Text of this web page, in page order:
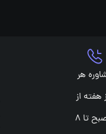
هر
هفته از
9 صبح تا 8